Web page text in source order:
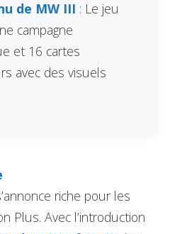
de MW III : Le jeu
campagne
et 16 cartes
avec des visuels
riche pour les
Plus. Avec l’introduction